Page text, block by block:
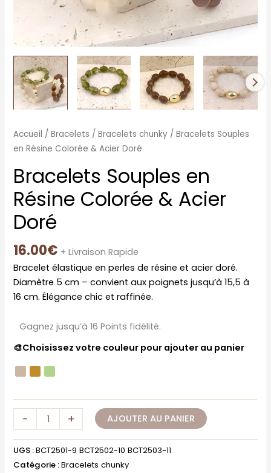
Accueil /Bracelets /Bracelets chunky / Bracelets Souples
en Résine Colorée & Acier Doré
Bracelets Souples en
Résine Colorée & Acier
Doré
16.00€ + Livraison Rapide
Bracelet élastique en perles de résine et acier doré.
Diamètre 5 cm – convient aux poignets jusqu’à 15,5 à
16 cm. Élégance chic et raffinée.
Gagnez jusqu’à 16 Points fidélité.
🎨Choisissez votre couleur pour ajouter au panier
- + AJOUTER AU PANIER
UGS :BCT2501-9 BCT2502-10 BCT2503-11
Catégorie :Bracelets chunky